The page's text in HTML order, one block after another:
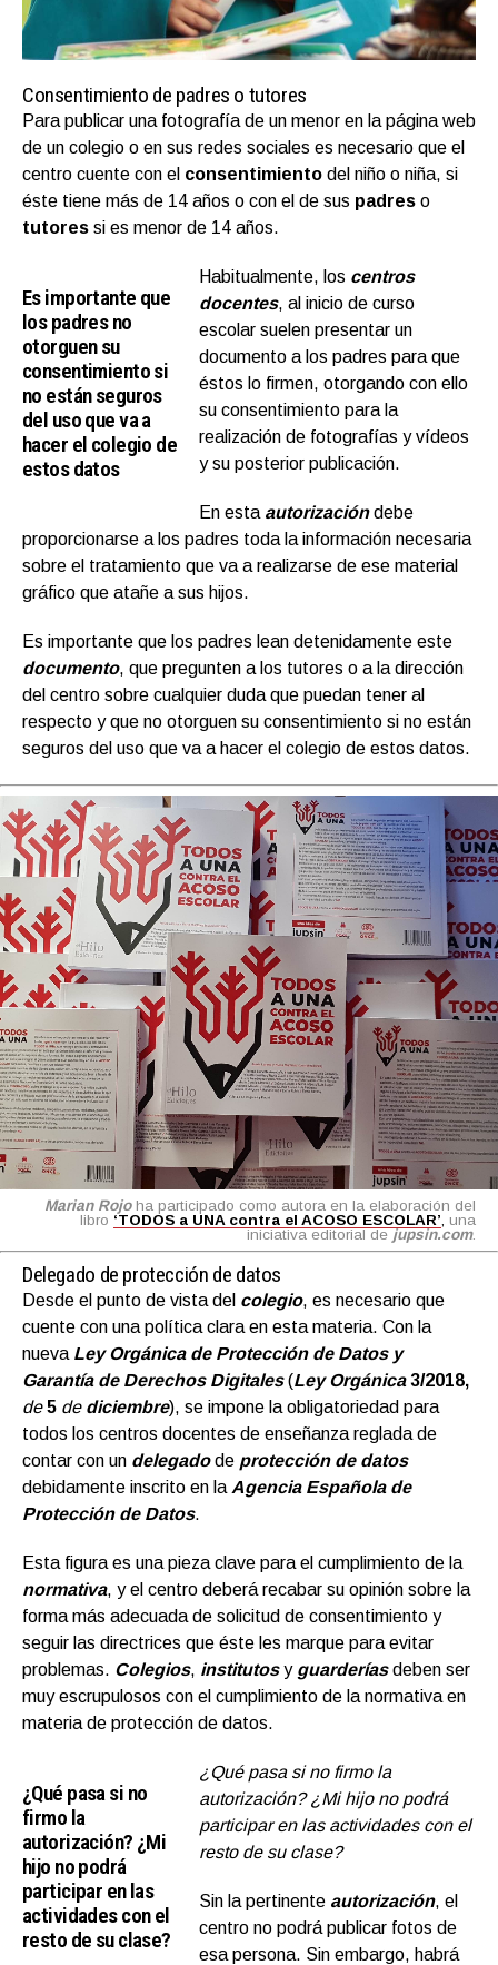
Consentimiento de padres o tutores
Para publicar una fotografía de un menor en la página web
de un colegio o en sus redes sociales es necesario que el
centro cuente con el consentimiento del niño o niña, si
éste tiene más de 14 años o con el de sus padres o
tutores si es menor de 14 años.
Es importante que
los padres no
otorguen su
consentimiento si
no están seguros
del uso que va a
hacer el colegio de
estos datos
Habitualmente, los centros
docentes, al inicio de curso
escolar suelen presentar un
documento a los padres para que
éstos lo firmen, otorgando con ello
su consentimiento para la
realización de fotografías y vídeos
y su posterior publicación.
En esta autorizacióndebe
proporcionarse a los padres toda la información necesaria
sobre el tratamiento que va a realizarse de ese material
gráfico que atañe a sus hijos.
Es importante que los padres lean detenidamente este
documento, que pregunten a los tutores o a la dirección
del centro sobre cualquier duda que puedan tener al
respecto y que no otorguen su consentimiento si no están
seguros del uso que va a hacer el colegio de estos datos.
Marian Rojoha participado como autora en la elaboración del
libro ‘TODOS a UNA contra el ACOSO ESCOLAR’ una
iniciativa editorial dejupsin.com.
Delegado de protección de datos
Desde el punto de vista del colegio, es necesario que
cuente con una política clara en esta materia. Con la
nueva Ley Orgánica de Protección de Datos y
Garantía de Derechos Digitales (Ley Orgánica3/2018,
de5 de diciembre), se impone la obligatoriedad para
todos los centros docentes de enseñanza reglada de
contar con un delegadode protección de datos
debidamente inscrito en la Agencia Española de
Protección de Datos.
Esta figura es una pieza clave para el cumplimiento de la
normativa, y el centro deberá recabar su opinión sobre la
forma más adecuada de solicitud de consentimiento y
seguir las directrices que éste les marque para evitar
problemas. Colegios, institutosy guarderías deben ser
muy escrupulosos con el cumplimiento de la normativa en
materia de protección de datos.
¿Qué pasa si no
firmo la
autorización? ¿Mi
hijo no podrá
participar en las
actividades con el
resto de su clase?
¿Qué pasa si no firmo la
autorización? ¿Mi hijo no podrá
participar en las actividades con el
resto de su clase?
Sin la pertinente autorización, el
centro no podrá publicar fotos de
esa persona. Sin embargo, habrá